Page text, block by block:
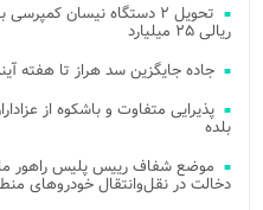
تحویل ۲ دستگاه نیسان
ریالی ۲۵ میلیارد
جاده جایگزین سد هراز تا هفته
بلده
موضع شفاف رییس پلیس راهور
دخالت در نقل‌وانتقال خودروهای